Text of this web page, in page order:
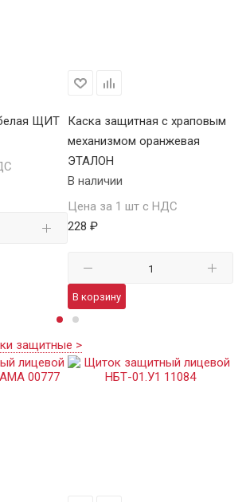
ЩИТ
Каска защитная с храповым
механизмом оранжевая
ЭТАЛОН
В наличии
Цена за 1 шт с НДС
228 ₽
В корзину
защитные >